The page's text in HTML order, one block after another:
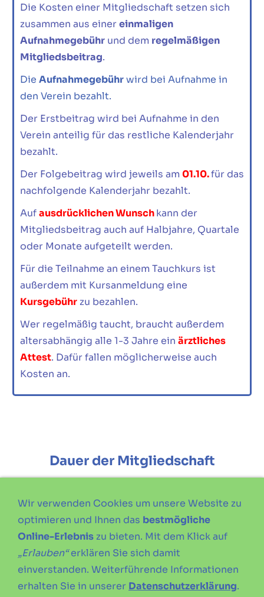
Die Kosten einer Mitgliedschaft setzen sich
zusammen aus einereinmaligen
Aufnahmegebührund dem regelmäßigen
Mitgliedsbeitrag.
Die Aufnahmegebührwird bei Aufnahme in
den Verein bezahlt.
Der Erstbeitrag wird bei Aufnahme in den
Verein anteilig für das restliche Kalenderjahr
bezahlt.
Der Folgebeitrag wird jeweils am 01.10.für das
nachfolgende Kalenderjahr bezahlt.
Aufausdrücklichen Wunschkann der
Mitgliedsbeitrag auch auf Halbjahre, Quartale
oder Monate aufgeteilt werden.
Für die Teilnahme an einem Tauchkurs ist
außerdem mit Kursanmeldung eine
Kursgebührzu bezahlen.
Wer regelmäßig taucht, braucht außerdem
altersabhängig alle 1-3 Jahre ein ärztliches
Attest. Dafür fallen möglicherweise auch
Kosten an.
Dauer der Mitgliedschaft
Die Mitgliedschaft in unserem Verein besteht
dauerhaft bis zur Kündigung der
Mitgliedschaft.
Wer den Verein zum Jahresende verlassen
möchte, muss bis zum 30.09.des laufendes
Wir verwenden Cookies um unsere Website zu
optimieren und Ihnen das bestmögliche
Online-Erlebnis zu bieten. Mit dem Klick auf
„Erlauben“erklären Sie sich damit
einverstanden. Weiterführende Informationen
erhalten Sie in unserer Datenschutzerklärung.